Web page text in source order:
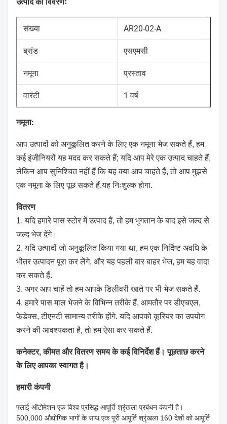
संख्या AR20-02-A
ब्रांड एसएमसी
नमूना प्रस्ताव
वारंटी 1 वर्ष
नमूना:
आप उत्पादों को अनुकूलित करने के लिए एक नमूना भेज सकते हैं, हम
कई इंजीनियरों यह मदद कर सकते हैं; यदि आप मेरे एक उत्पाद चाहते हैं,
लेकिन आप सुनिश्चित नहीं हैं कि यह क्या आप चाहते हैं, तो आप मुझसे
एक नमूना के लिए पूछ सकते हैं,यह निःशुल्क होगा.
वितरण
1. यदि हमारे पास स्टोर में उत्पाद हैं, तो हम भुगतान के बाद इसे जल्द से
जल्द भेज देंगे।
2. यदि उत्पादों जो अनुकूलित किया गया था, हम एक निर्दिष्ट अवधि के
भीतर उत्पादन पूरा कर लेंगे, और यह पहली बार बाहर भेज, हम यह वादा
कर सकते हैं.
3. अगर आप चाहें तो हम आपके डिलीवरी खाते पर भी भेज सकते हैं.
4. हमारे पास माल भेजने के विभिन्न तरीके हैं, आमतौर पर डीएचएल,
फेडेक्स, टीएनटी सामान्य तरीके होंगे. यदि आपको कूरियर का उपयोग
करने की आवश्यकता है, तो हम ऐसा कर सकते हैं.
कनेक्टर, कीमत और वितरण समय के कई विनिर्देश हैं। पूछताछ करने
के लिए आपका स्वागत है।
हमारी कंपनी
फ्लाई ऑटोमेशन एक विश्व प्रसिद्ध आपूर्ति श्रृंखला प्रबंधन कंपनी है।
500,000 औद्योगिक भागों के साथ एक पूरी आपूर्ति श्रृंखला 160 देशों को आपूर्ति